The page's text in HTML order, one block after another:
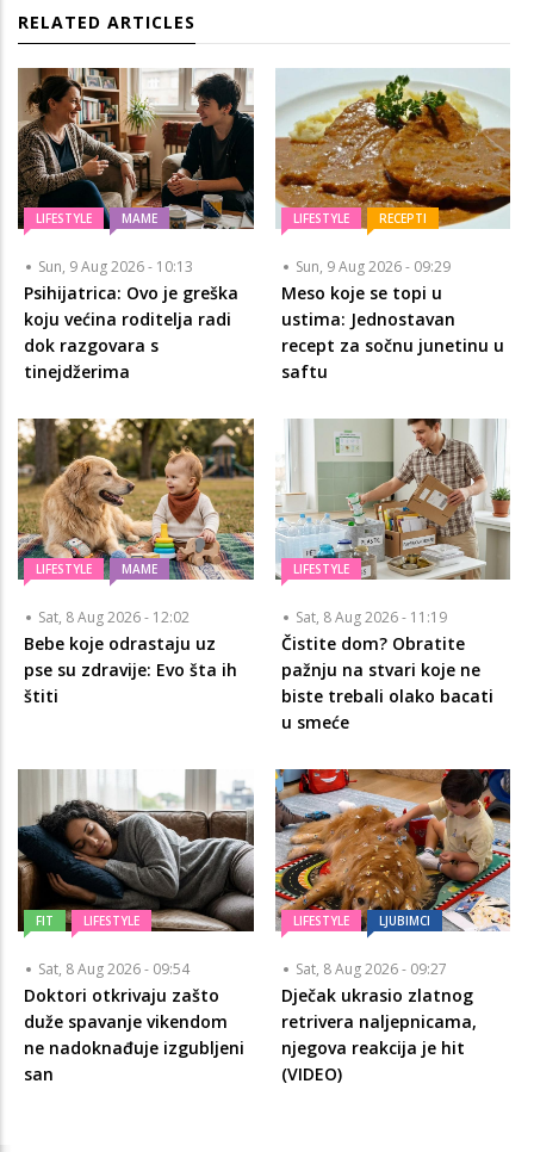
RELATED ARTICLES
LIFESTYLE MAME
Sun, 9 Aug 2026 - 10:13
Psihijatrica: Ovo je greška
koju većina roditelja radi
dok razgovara s
tinejdžerima
LIFESTYLE RECEPTI
Sun, 9 Aug 2026 - 09:29
Meso koje se topi u
ustima: Jednostavan
recept za sočnu junetinu u
saftu
LIFESTYLE MAME
Sat, 8 Aug 2026 - 12:02
Bebe koje odrastaju uz
pse su zdravije: Evo šta ih
štiti
LIFESTYLE
Sat, 8 Aug 2026 - 11:19
Čistite dom? Obratite
pažnju na stvari koje ne
biste trebali olako bacati
u smeće
FIT LIFESTYLE
Sat, 8 Aug 2026 - 09:54
Doktori otkrivaju zašto
duže spavanje vikendom
ne nadoknađuje izgubljeni
san
LIFESTYLE LJUBIMCI
Sat, 8 Aug 2026 - 09:27
Dječak ukrasio zlatnog
retrivera naljepnicama,
njegova reakcija je hit
(VIDEO)